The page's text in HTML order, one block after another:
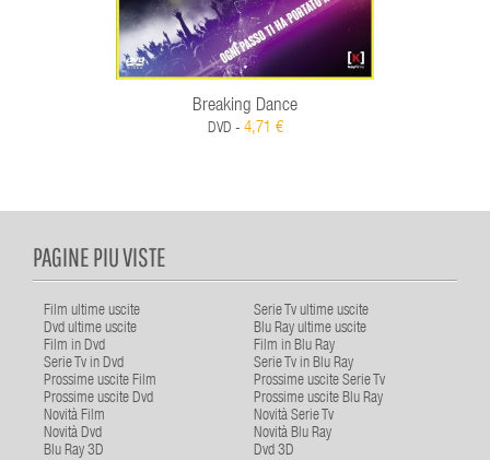
Breaking Dance
DVD - 4,71 €
PAGINE PIU VISTE
Film ultime uscite
Serie Tv ultime uscite
Dvd ultime uscite
Blu Ray ultime uscite
Film in Dvd
Film in Blu Ray
Serie Tv in Dvd
Serie Tv in Blu Ray
Prossime uscite Film
Prossime uscite Serie Tv
Prossime uscite Dvd
Prossime uscite Blu Ray
Novità Film
Novità Serie Tv
Novità Dvd
Novità Blu Ray
Blu Ray 3D
Dvd 3D